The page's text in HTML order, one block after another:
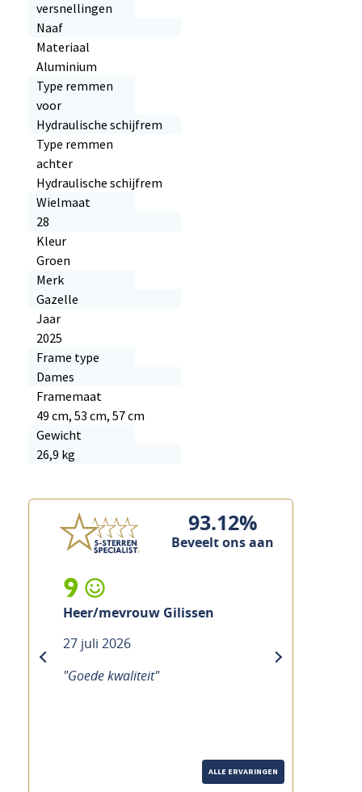
versnellingen
Naaf
Materiaal
Aluminium
Type remmen
voor
Hydraulische schijfrem
Type remmen
achter
Hydraulische schijfrem
Wielmaat
28
Kleur
Groen
Merk
Gazelle
Jaar
2025
Frame type
Dames
Framemaat
49 cm, 53 cm, 57 cm
Gewicht
26,9 kg
93.12%
Beveelt ons aan
9
Heer/mevrouw Gilissen
27 juli 2026
"Goede kwaliteit"
next
ALLE ERVARINGEN